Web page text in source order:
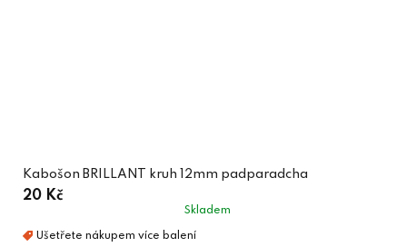
Kabošon BRILLANT kruh 12mm padparadcha
20 Kč
Skladem